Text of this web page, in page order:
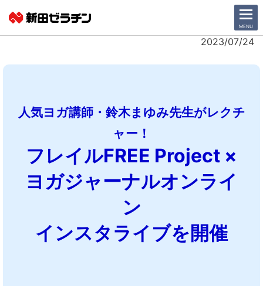
CLOSE
MENU
2023/07/24
人気ヨガ講師・鈴木まゆみ先生がレクチ
ャー！
フレイルFREE Project ×
ヨガジャーナルオンライ
ン
インスタライブを開催
ニュース一覧
サステナビリティ
事業紹介
IR情報
採用情報
日本語 English